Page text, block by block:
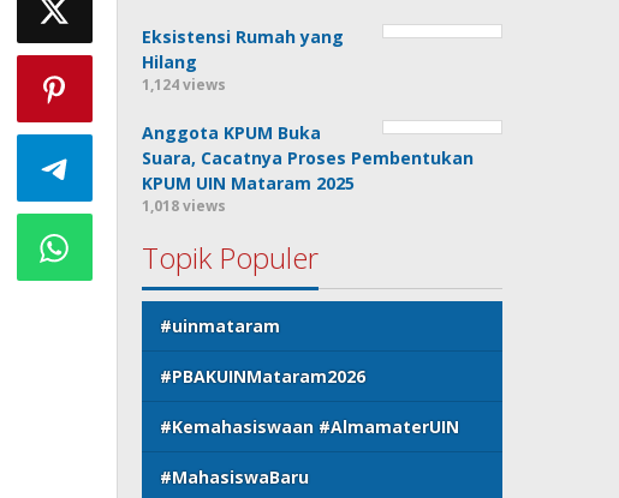
Eksistensi Rumah yang
Hilang
1,124 views
Anggota KPUM Buka
Suara, Cacatnya Proses Pembentukan
KPUM UIN Mataram 2025
1,018 views
Topik Populer
#uinmataram
#PBAKUINMataram2026
#Kemahasiswaan #AlmamaterUIN
#MahasiswaBaru